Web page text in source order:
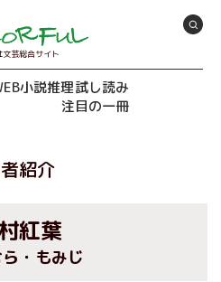
文芸総合サイト
小説推理試し読み
注目の一冊
紹介
紅葉
・もみじ